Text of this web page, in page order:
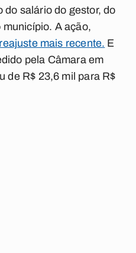
do salário do gestor, do
A ação,
mais recente. E
pela Câmara em
de R$ 23,6 mil para R$